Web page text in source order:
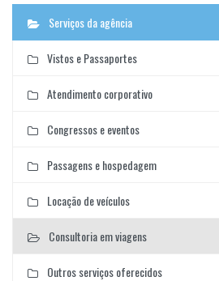
Serviços da agência
Vistos e Passaportes
Atendimento corporativo
Congressos e eventos
Passagens e hospedagem
Locação de veículos
Consultoria em viagens
Outros serviços oferecidos